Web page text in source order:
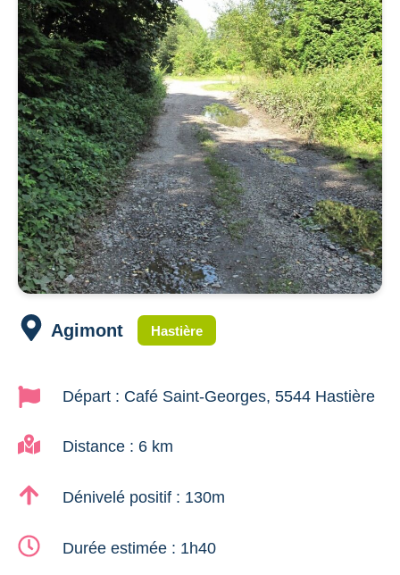
Agimont Hastière
Départ : Café Saint-Georges, 5544 Hastière
Distance : 6 km
Dénivelé positif : 130m
Durée estimée : 1h40